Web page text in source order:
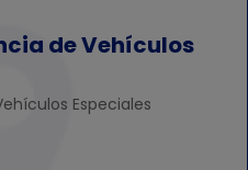
de Vehículos
Especiales